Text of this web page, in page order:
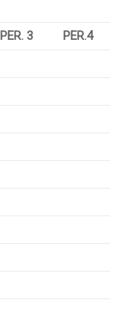
PER. 3 PER.4